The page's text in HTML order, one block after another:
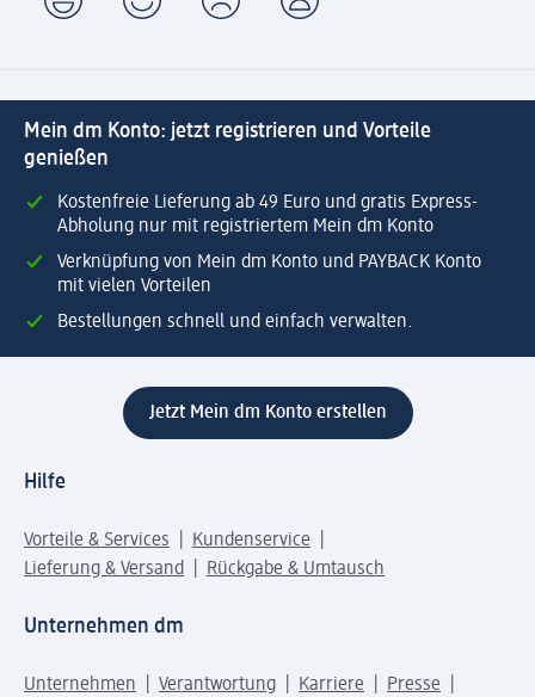
Mein dm Konto: jetzt registrieren und Vorteile
genießen
Kostenfreie Lieferung ab 49 Euro und gratis Express-
Abholung nur mit registriertem Mein dm Konto
Verknüpfung von Mein dm Konto und PAYBACK Konto
mit vielen Vorteilen
Bestellungen schnell und einfach verwalten.
Jetzt Mein dm Konto erstellen
Hilfe
Vorteile & Services
Kundenservice
Lieferung & Versand
Rückgabe & Umtausch
Unternehmen dm
Unternehmen Verantwortung Karriere Presse